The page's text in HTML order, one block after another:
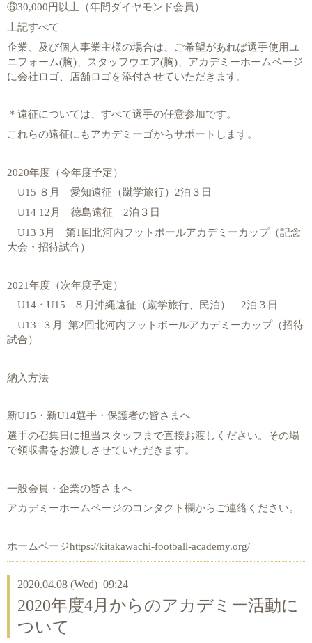
⑥30,000円以上（年間ダイヤモンド会員）
上記すべて
企業、及び個人事業主様の場合は、ご希望があれば選手使用ユ
ニフォーム(胸) 、スタッフウエア(胸) 、アカデミーホームページ
に会社ロゴ、店舗ロゴを添付させていただきます。
＊遠征については、すべて選手の任意参加です。
これらの遠征にもアカデミーゴからサポートします。
2020年度（今年度予定）
U15 ８月 愛知遠征（蹴学旅行） 2泊３日
U14 12 月 徳島遠征 2泊３日
U13 3 月 第1 回北河内フットボールアカデミーカップ（記念
大会・招待試合）
2021年度（次年度予定）
U14 ・ U15 ８月沖縄遠征（蹴学旅行、民泊） 2泊３日
U13
３月 第2回北河内フットボールアカデミーカップ（招待
試合）
納入方法
新U15 ・新U14選手・保護者の皆さまへ
選手の召集日に担当スタッフまで直接お渡しください。その場
で領収書をお渡しさせていただきます。
一般会員・企業の皆さまへ
アカデミーホームページのコンタクト欄からご連絡ください。
ホームページhttps://kitakawachi-football-academy.org/
2020.04.08 (Wed) 09:24
2020年度4月からのアカデミー活動に
ついて